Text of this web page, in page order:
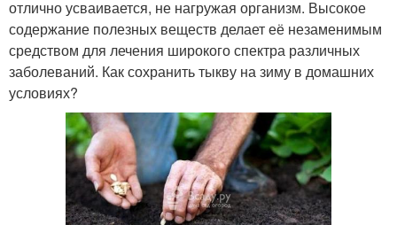
отлично усваивается, не нагружая организм. Высокое
содержание полезных веществ делает её незаменимым
средством для лечения широкого спектра различных
заболеваний. Как сохранить тыкву на зиму в домашних
условиях?